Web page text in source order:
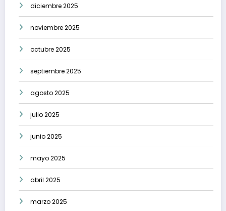
diciembre 2025
noviembre 2025
octubre 2025
septiembre 2025
agosto 2025
julio 2025
junio 2025
mayo 2025
abril 2025
marzo 2025